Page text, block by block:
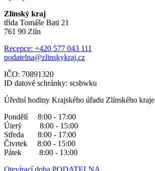
Zlínský kraj
třída Tomáše Bati 21
761 90 Zlín
Recepce: +420 577 043 111
podatelna@zlinskykraj.cz
IČO: 70891320
ID datové schránky: scsbwku
Úřední hodiny Krajského úřadu Zlínského kraje
Pondělí 8:00 - 17:00
Úterý 8:00 - 15:00
Středa 8:00 - 17:00
Čtvrtek 8:00 - 15:00
Pátek 8:00 - 13:00
Otevírací doba PODATELNA